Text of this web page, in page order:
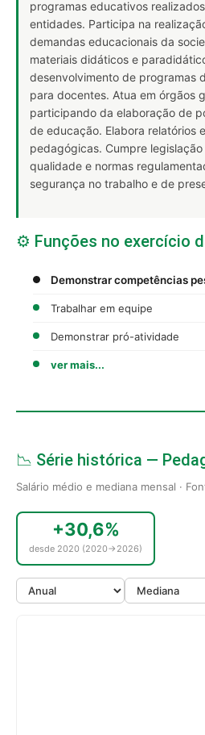
programas educativos
entidades. Participa na
demandas educacionais da
materiais didáticos e
desenvolvimento de programas
para docentes. Atua em órgãos
participando da elaboração de
de educação. Elabora relatórios
pedagógicas. Cumpre
qualidade e normas
segurança no trabalho e de
⚙️ Funções no exercício
Demonstrar competências
Trabalhar em equipe
Demonstrar pró-atividade
ver mais...
📉 Série histórica —
Salário médio e mediana mensal ·
+30,6%
desde 2020 (2020→2026)